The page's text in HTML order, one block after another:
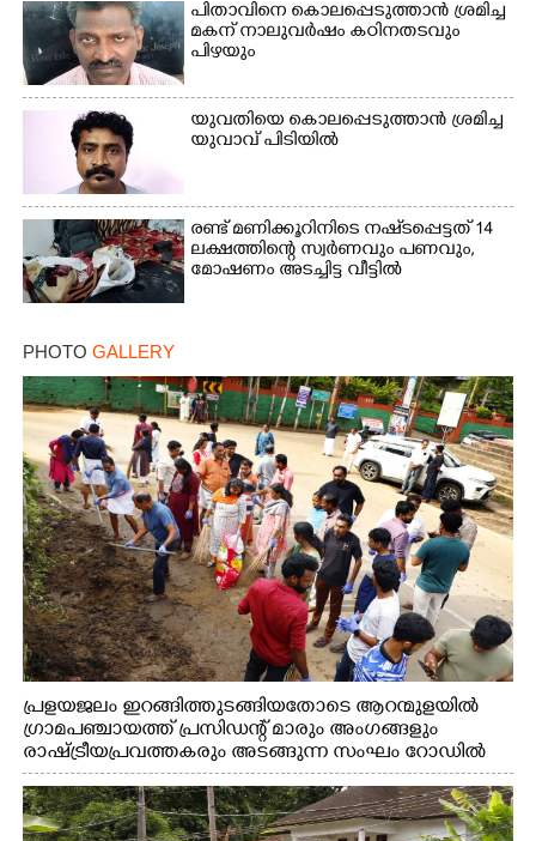
പിതാവിനെ കൊലപ്പെടുത്താൻ ശ്രമിച്ച
മകന് നാലുവർഷം കഠിനതടവും
പിഴയും
യുവതിയെ കൊലപ്പെടുത്താൻ ശ്രമിച്ച
യുവാവ് പിടിയിൽ
രണ്ട് മണിക്കൂറിനിടെ നഷ്‌ടപ്പെട്ടത് 14
ലക്ഷത്തിന്റെ സ്വർണവും പണവും,
മോഷണം അടച്ചിട്ട വീട്ടിൽ
PHOTO GALLERY
പ്രളയജലം ഇറങ്ങിത്തുടങ്ങിയതോടെ ആറന്മുളയിൽ
ഗ്രാമപഞ്ചായത്ത് പ്രസിഡന്റ് മാരും അംഗങ്ങളും
രാഷ്ട്രീയപ്രവത്തകരും അടങ്ങുന്ന സംഘം റോഡിൽ
അടിഞ്ഞ് കൂടിയ ചെളിയും മണ്ണും മറ്റ് മാലിന്യങ്ങളും
നീക്കം ചെയ്യുന്നു.